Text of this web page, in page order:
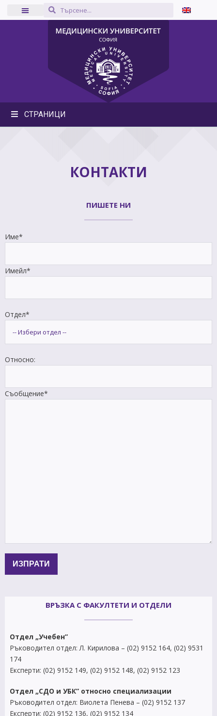
СТРАНИЦИ
КОНТАКТИ
ПИШЕТЕ НИ
Име*
Имейл*
Отдел*
Относно:
Съобщение*
ВРЪЗКА С ФАКУЛТЕТИ И ОТДЕЛИ
Отдел „Учебен”
Ръководител отдел: Л. Кирилова – (02) 9152 164, (02) 9531
174
Експерти: (02) 9152 149, (02) 9152 148, (02) 9152 123
Отдел „СДО и УБК” относно специализации
Ръководител отдел: Виолета Пенева – (02) 9152 137
Експерти: (02) 9152 136, (02) 9152 134